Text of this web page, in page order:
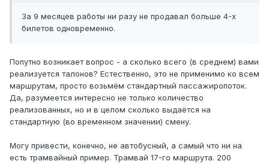
За 9 месяцев работы ни разу не продавал больше 4-х
билетов одновременно.
Попутно возникает вопрос - а сколько всего (в среднем) вами
реализуется талонов? Естественно, это не применимо ко всем
маршрутам, просто возьмём стандартный пассажиропоток.
Да, разумеется интересно не только количество
реализованных, но и в целом сколько выдаётся на
стандартную (во временном значении) смену.
Могу привести, конечно, не автобусный, а самый что ни на
есть трамвайный пример. Трамвай 17-го маршрута. 200